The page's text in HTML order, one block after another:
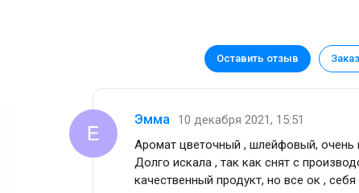
Оставить отзыв
Эмма
10 декабря 2021, 15:51
Аромат цветочный , шлейфовый,
Долго искала , так как снят с
качественный продукт, но все ок ,